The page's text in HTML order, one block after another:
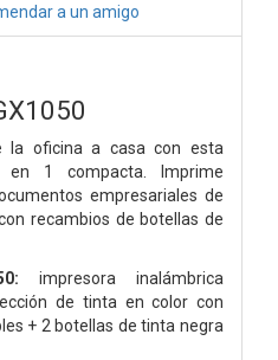
a un amigo
la oficina a casa con esta
en 1 compacta. Imprime
empresariales de
recambios de botellas de
impresora inalámbrica
de tinta en color con
+ 2 botellas de tinta negra